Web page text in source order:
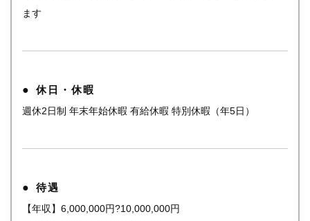
ます
休日・休暇
週休2日制 年末年始休暇 有給休暇 特別休暇（年5日）
待遇
【年収】6,000,000円?10,000,000円